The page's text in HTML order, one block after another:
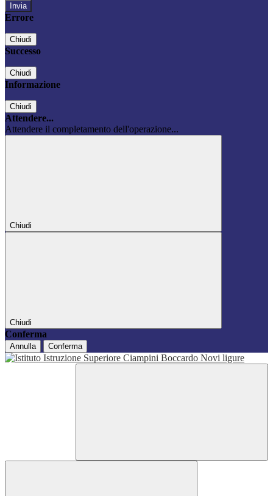
Errore
Chiudi
Successo
Chiudi
Informazione
Chiudi
Attendere...
Attendere il completamento dell'operazione...
Chiudi
Chiudi
Conferma
Annulla Conferma